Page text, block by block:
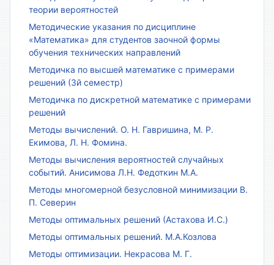
теории вероятностей
Методические указания по дисциплине
«Математика» для студентов заочной формы
обучения технических направлений
Методичка по высшей математике с примерами
решений (3й семестр)
Методичка по дискретной математике с примерами
решений
Методы вычислений. О. Н. Гавришина, М. Р.
Екимова, Л. Н. Фомина.
Методы вычисления вероятностей случайных
событий. Анисимова Л.Н. Федоткин М.А.
Методы многомерной безусловной минимизации В.
П. Северин
Методы оптимальных решений (Астахова И.С.)
Методы оптимальных решений. М.А.Козлова
Методы оптимизации. Некрасова М. Г.